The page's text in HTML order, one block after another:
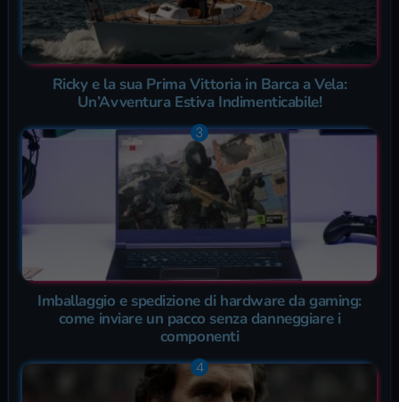
Ricky e la sua Prima Vittoria in Barca a Vela:
Un’Avventura Estiva Indimenticabile!
Imballaggio e spedizione di hardware da gaming:
come inviare un pacco senza danneggiare i
componenti